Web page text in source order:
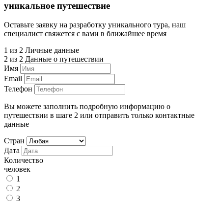
уникальное путешествие
Оставьте заявку на разработку уникального тура, наш
специалист свяжется с вами в ближайшее время
1 из 2 Личные данные
2 из 2 Данные о путешествии
Имя
Email
Телефон
Вы можете заполнить подробную информацию о
путешествии в шаге 2 или отправить только контактные
данные
Стран
Дата
Количество
человек
1
2
3